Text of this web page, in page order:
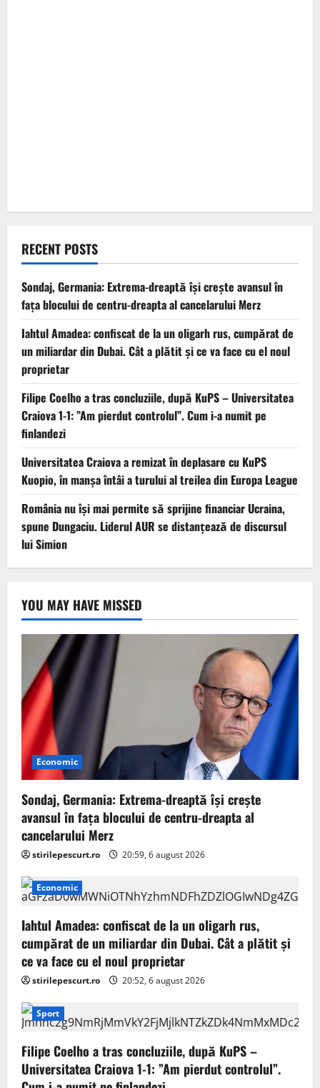
RECENT POSTS
Sondaj, Germania: Extrema-dreaptă îşi creşte avansul în
faţa blocului de centru-dreapta al cancelarului Merz
Iahtul Amadea: confiscat de la un oligarh rus, cumpărat de
un miliardar din Dubai. Cât a plătit și ce va face cu el noul
proprietar
Filipe Coelho a tras concluziile, după KuPS – Universitatea
Craiova 1-1: ”Am pierdut controlul”. Cum i-a numit pe
finlandezi
Universitatea Craiova a remizat în deplasare cu KuPS
Kuopio, în manşa întâi a turului al treilea din Europa League
România nu își mai permite să sprijine financiar Ucraina,
spune Dungaciu. Liderul AUR se distanțează de discursul
lui Simion
YOU MAY HAVE MISSED
Economic
Sondaj, Germania: Extrema-dreaptă îşi creşte
avansul în faţa blocului de centru-dreapta al
cancelarului Merz
stirilepescurt.ro 20:59, 6 august 2026
Economic
Iahtul Amadea: confiscat de la un oligarh rus,
cumpărat de un miliardar din Dubai. Cât a plătit și
ce va face cu el noul proprietar
stirilepescurt.ro 20:52, 6 august 2026
Sport
Filipe Coelho a tras concluziile, după KuPS –
Universitatea Craiova 1-1: ”Am pierdut controlul”.